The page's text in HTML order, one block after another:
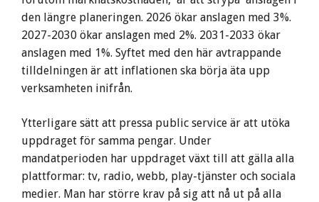
den längre planeringen. 2026 ökar anslagen med 3%.
2027-2030 ökar anslagen med 2%. 2031-2033 ökar
anslagen med 1%. Syftet med den här avtrappande
tilldelningen är att inflationen ska börja äta upp
verksamheten inifrån.
Ytterligare sätt att pressa public service är att utöka
uppdraget för samma pengar. Under
mandatperioden har uppdraget växt till att gälla alla
plattformar: tv, radio, webb, play-tjänster och sociala
medier. Man har större krav på sig att nå ut på alla